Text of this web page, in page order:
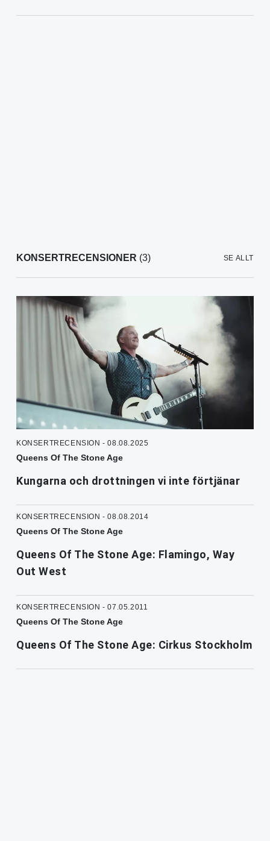
KONSERTRECENSIONER (3) SE ALLT
KONSERTRECENSION - 08.08.2025
Queens Of The Stone Age
Kungarna och drottningen vi inte förtjänar
KONSERTRECENSION - 08.08.2014
Queens Of The Stone Age
Queens Of The Stone Age: Flamingo, Way
Out West
KONSERTRECENSION - 07.05.2011
Queens Of The Stone Age
Queens Of The Stone Age: Cirkus Stockholm